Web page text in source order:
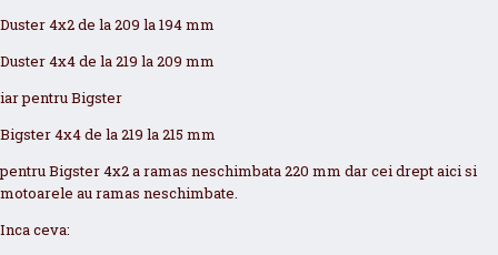
Duster 4x2 de la 209 la 194 mm
Duster 4x4 de la 219 la 209 mm
iar pentru Bigster
Bigster 4x4 de la 219 la 215 mm
pentru Bigster 4x2 a ramas neschimbata 220 mm dar cei drept aici si
motoarele au ramas neschimbate.
Inca ceva: